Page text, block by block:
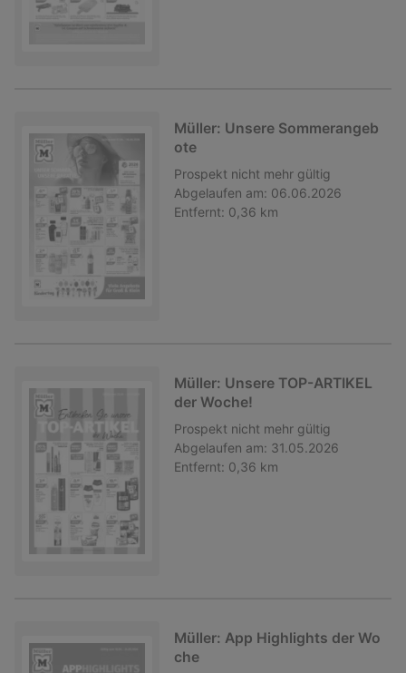
Müller: Unsere Sommerangeb
ote
Prospekt nicht mehr gültig
Abgelaufen am: 06.06.2026
Entfernt: 0,36 km
Müller: Unsere TOP-ARTIKEL
der Woche!
Prospekt nicht mehr gültig
Abgelaufen am: 31.05.2026
Entfernt: 0,36 km
Müller: App Highlights der Wo
che